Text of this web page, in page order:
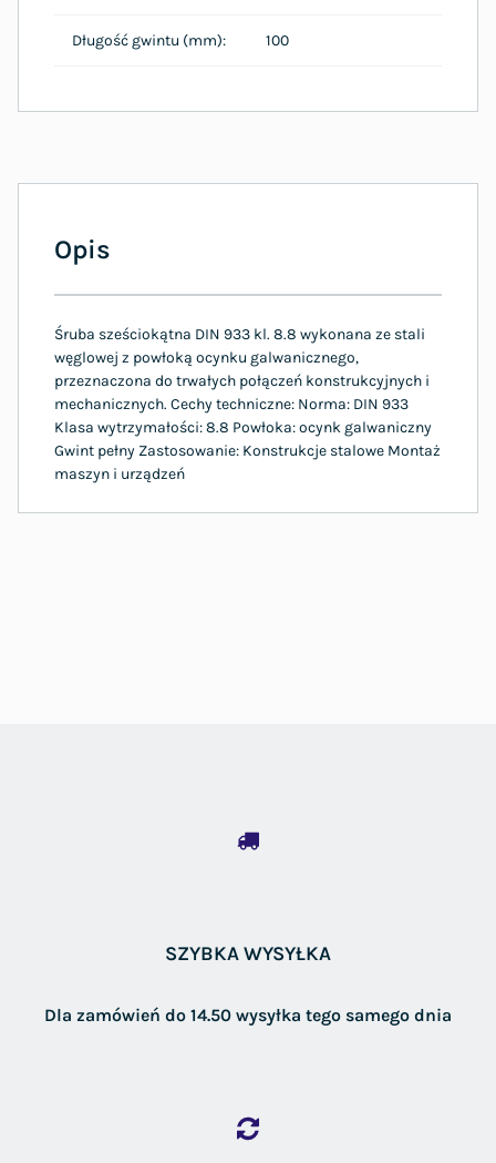
Długość gwintu (mm): 100
Opis
Śruba sześciokątna DIN 933 kl. 8.8 wykonana ze stali
węglowej z powłoką ocynku galwanicznego,
przeznaczona do trwałych połączeń konstrukcyjnych i
mechanicznych. Cechy techniczne: Norma: DIN 933
Klasa wytrzymałości: 8.8 Powłoka: ocynk galwaniczny
Gwint pełny Zastosowanie: Konstrukcje stalowe Montaż
maszyn i urządzeń
SZYBKA WYSYŁKA
Dla zamówień do 14.50 wysyłka tego samego dnia